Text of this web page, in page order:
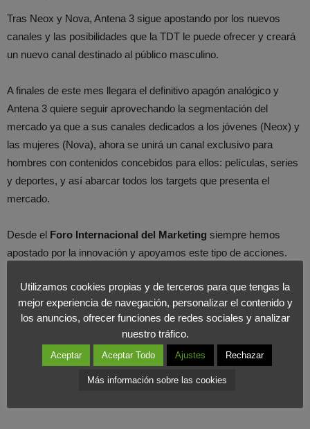
Tras Neox y Nova, Antena 3 sigue apostando por los nuevos
canales y las posibilidades que la TDT le puede ofrecer y creará
un nuevo canal destinado al público masculino.
A finales de este mes llegara el definitivo apagón analógico y
Antena 3 quiere seguir aprovechando la segmentación del
mercado ya que a sus canales dedicados a los jóvenes (Neox) y
las mujeres (Nova), ahora se unirá un canal exclusivo para
hombres con contenidos concebidos para ellos: películas, series
y deportes, y así abarcar todos los targets que presenta el
mercado.
Desde el Foro Internacional del Marketing siempre hemos
apostado por la innovación y apoyamos este tipo de acciones.
de su sistema de inserción publicitaria de pauta única, que
consiste en la emisión de los mismos anuncios simultáneamente
en todos los canales del grupo.
Utilizamos cookies propias y de terceros para que tengas la
mejor experiencia de navegación, personalizar el contenido y
los anuncios, ofrecer funciones de redes sociales y analizar
nuestro tráfico.
Aceptar Aceptar Todo Ajustes Rechazar
Más información sobre las cookies